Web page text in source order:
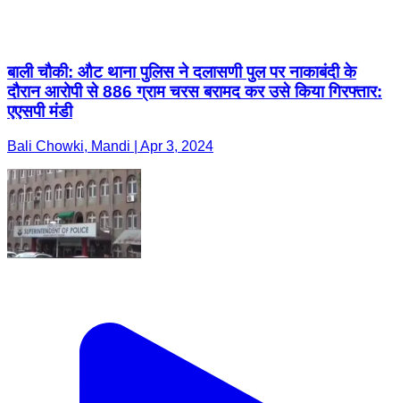
बाली चौकी: औट थाना पुलिस ने दलासणी पुल पर नाकाबंदी के
दौरान आरोपी से 886 ग्राम चरस बरामद कर उसे किया गिरफ्तार:
एएसपी मंडी
Bali Chowki, Mandi | Apr 3, 2024